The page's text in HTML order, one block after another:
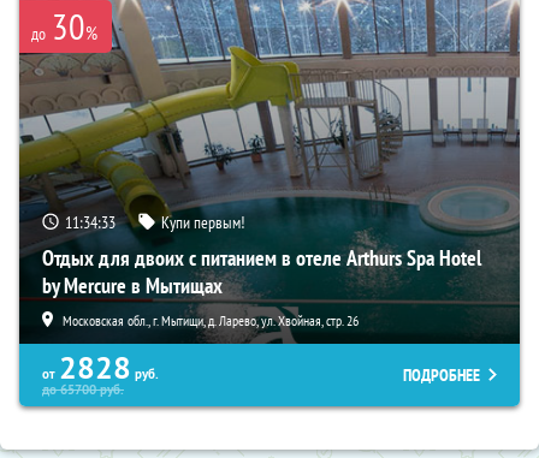
до 30%
11:34:32 Купи первым!
Отдых для двоих с питанием в отеле Arthurs Spa Hotel
by Mercure в Мытищах
Московская обл., г. Мытищи, д. Ларево, ул. Хвойная, стр. 26
от 2828 руб.
до65700руб.
ПОДРОБНЕЕ